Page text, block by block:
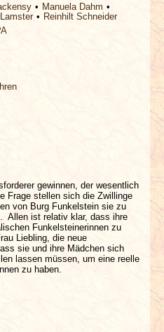
Manuela Dahm
Reinhilt Schneider
gewinnen, der wesentlich
Frage stellen sich die Zwillinge
von Burg Funkelstein sie zu
Allen ist relativ klar, dass ihre
Funkelsteinerinnen zu
Liebling, die neue
sie und ihre Mädchen sich
lassen müssen, um eine reelle
zu haben.